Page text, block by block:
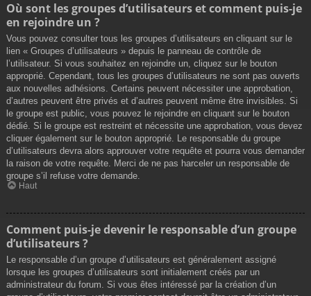
Où sont les groupes d’utilisateurs et comment puis-je
en rejoindre un ?
Vous pouvez consulter tous les groupes d’utilisateurs en cliquant sur le
lien « Groupes d’utilisateurs » depuis le panneau de contrôle de
l’utilisateur. Si vous souhaitez en rejoindre un, cliquez sur le bouton
approprié. Cependant, tous les groupes d’utilisateurs ne sont pas ouverts
aux nouvelles adhésions. Certains peuvent nécessiter une approbation,
d’autres peuvent être privés et d’autres peuvent même être invisibles. Si
le groupe est public, vous pouvez le rejoindre en cliquant sur le bouton
dédié. Si le groupe est restreint et nécessite une approbation, vous devez
cliquer également sur le bouton approprié. Le responsable du groupe
d’utilisateurs devra alors approuver votre requête et pourra vous demander
la raison de votre requête. Merci de ne pas harceler un responsable de
groupe s’il refuse votre demande.
Haut
Comment puis-je devenir le responsable d’un groupe
d’utilisateurs ?
Le responsable d’un groupe d’utilisateurs est généralement assigné
lorsque les groupes d’utilisateurs sont initialement créés par un
administrateur du forum. Si vous êtes intéressé par la création d’un